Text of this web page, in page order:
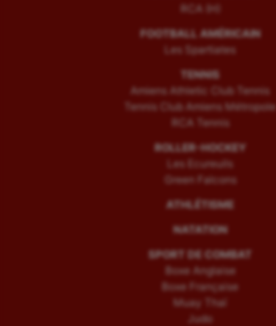
RCA (H)
FOOTBALL AMÉRICAIN
Les Spartiates
TENNIS
Amiens Athletic Club Tennis
Tennis Club Amiens Métropole
RCA Tennis
ROLLER-HOCKEY
Les Ecureuils
Green Falcons
ATHLÉTISME
NATATION
SPORT DE COMBAT
Boxe Anglaise
Boxe Française
Muay Thaï
Judo